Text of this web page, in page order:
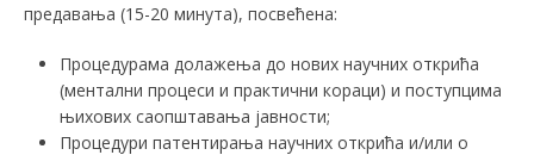
предавања (15-20 минута), посвећена:
Процедурама долажења до нових научних открића
(ментални процеси и практични кораци) и поступцима
њихових саопштавања јавности;
Процедури патентирања научних открића и/или о